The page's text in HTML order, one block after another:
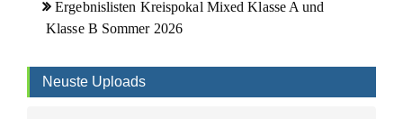
Ergebnislisten Kreispokal Mixed Klasse A und
Klasse B Sommer 2026
Neuste Uploads